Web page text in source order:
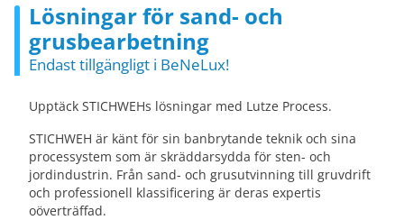
Lösningar för sand- och
grusbearbetning
Endast tillgängligt i BeNeLux!
Upptäck STICHWEHs lösningar med Lutze Process.
STICHWEH är känt för sin banbrytande teknik och sina
processystem som är skräddarsydda för sten- och
jordindustrin. Från sand- och grusutvinning till gruvdrift
och professionell klassificering är deras expertis
oöverträffad.